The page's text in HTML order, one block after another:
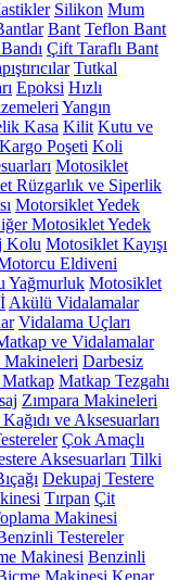
Silikon Mum
Bant Teflon Bant
Çift Taraflı Bant
Tutkal
Epoksi Hızlı
Yangın
Kasa Kilit Kutu ve
Kargo Poşeti Koli
Motosiklet
Rüzgarlık ve Siperlik
Motorsiklet Yedek
Motosiklet Yedek
Kolu Motosiklet Kayışı
Eldiveni
Yağmurluk Motosiklet
Akülü Vidalamalar
Vidalama Uçları
ve Vidalamalar
Makineleri Darbesiz
Matkap Tezgahı
Zımpara Makineleri
ve Aksesuarları
Çok Amaçlı
Aksesuarları Tilki
Dekupaj Testere
Tırpan Çit
Makinesi
Testereler
Makinesi Benzinli
Makinesi Kenar